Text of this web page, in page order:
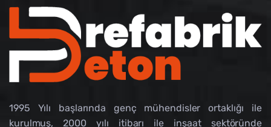
1995 Yılı başlarında genç mühendisler ortaklığı ile
kurulmuş, 2000 yılı itibarı ile inşaat sektöründe